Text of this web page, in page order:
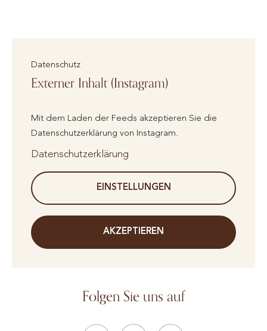
Datenschutz
Externer Inhalt (Instagram)
Mit dem Laden der Feeds akzeptieren Sie die
Datenschutzerklärung von Instagram.
Datenschutzerklärung
EINSTELLUNGEN
AKZEPTIEREN
Folgen Sie uns auf